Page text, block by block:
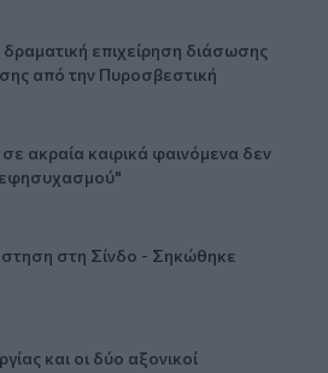
επιχείρηση διάσωσης
από την Πυροσβεστική
ακραία καιρικά φαινόμενα δεν
στη Σίνδο - Σηκώθηκε
και οι δύο αξονικοί